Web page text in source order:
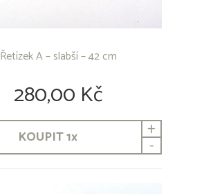
Řetízek A – slabší – 42 cm
280,00 Kč
KOUPIT1x +
-